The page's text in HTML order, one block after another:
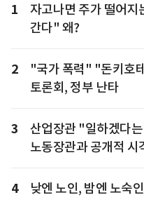
1
자고나면 주가 떨어
간다" 왜?
2
"국가 폭력" "돈키호
토론회, 정부 난타
3
산업장관 "일하겠다
노동장관과 공개적 시
4 낮엔 노인, 밤엔 노숙